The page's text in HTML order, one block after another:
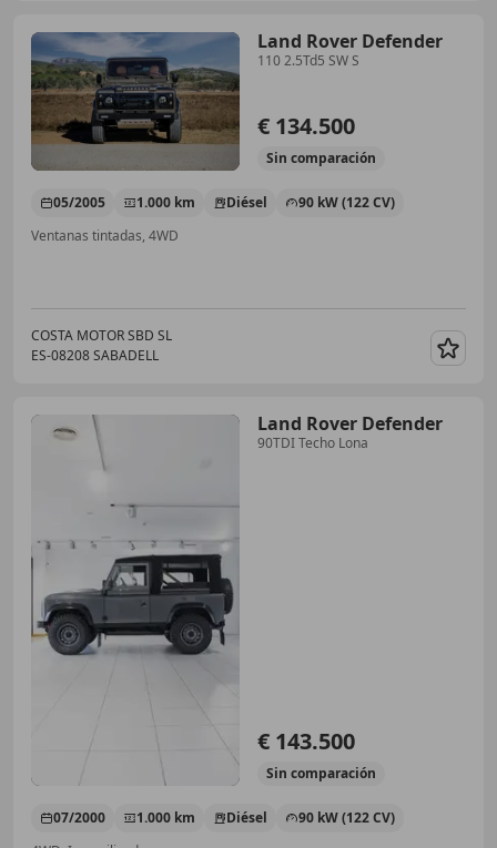
Land Rover Defender
110 2.5Td5 SW S
€ 134.500
Sin comparación
05/2005 1.000 km Diésel
90 kW (122 CV)
Ventanas tintadas, 4WD
COSTA MOTOR SBD SL
ES-08208 SABADELL
Land Rover Defender
90TDI Techo Lona
€ 143.500
Sin comparación
07/2000 1.000 km Diésel
90 kW (122 CV)